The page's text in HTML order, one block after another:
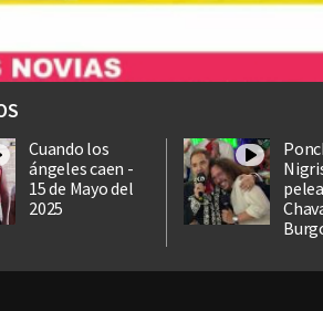
Cuando los
ángeles caen -
15 de Mayo del
2025